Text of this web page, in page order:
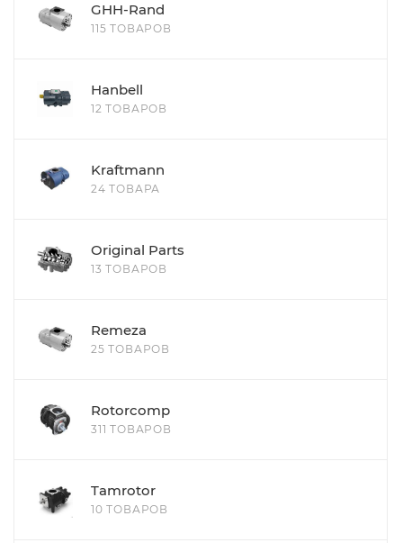
GHH-Rand
115 ТОВАРОВ
Hanbell
12 ТОВАРОВ
Kraftmann
24 ТОВАРА
Original Parts
13 ТОВАРОВ
Remeza
25 ТОВАРОВ
Rotorcomp
311 ТОВАРОВ
Tamrotor
10 ТОВАРОВ